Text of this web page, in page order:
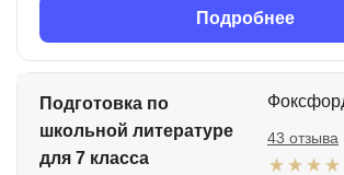
Подробнее
Подготовка по
школьной литературе
для 7 класса
43 отзыва